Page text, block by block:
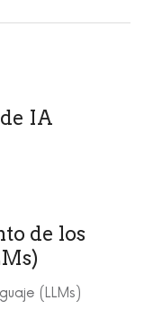
IA
de los
(LLMs)